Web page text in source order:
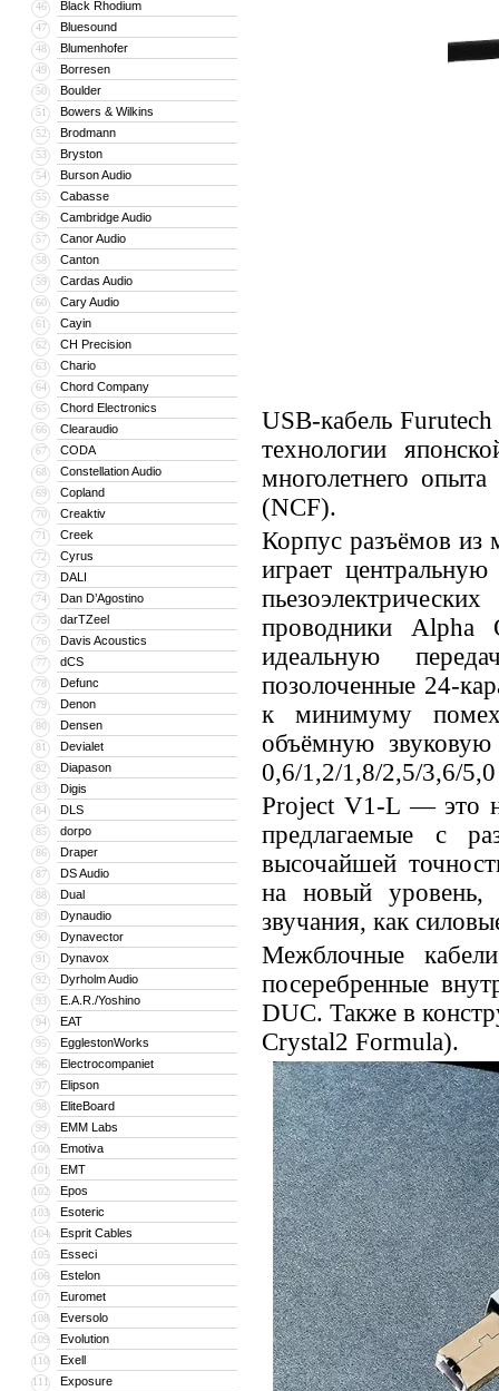
46 Black Rhodium
47 Bluesound
48 Blumenhofer
49 Borresen
50 Boulder
51 Bowers & Wilkins
52 Brodmann
53 Bryston
54 Burson Audio
55 Cabasse
56 Cambridge Audio
57 Canor Audio
58 Canton
59 Cardas Audio
60 Cary Audio
61 Cayin
62 CH Precision
63 Chario
64 Chord Company
65 Chord Electronics
66 Clearaudio
67 CODA
68 Constellation Audio
69 Copland
70 Creaktiv
71 Creek
72 Cyrus
73 DALI
74 Dan D’Agostino
75 darTZeel
76 Davis Acoustics
77 dCS
78 Defunc
79 Denon
80 Densen
81 Devialet
82 Diapason
83 Digis
84 DLS
85 dorpo
86 Draper
87 DS Audio
88 Dual
89 Dynaudio
90 Dynavector
91 Dynavox
92 Dyrholm Audio
93 E.A.R./Yoshino
94 EAT
95 EgglestonWorks
96 Electrocompaniet
97 Elipson
98 EliteBoard
99 EMM Labs
100 Emotiva
101 EMT
102 Epos
103 Esoteric
104 Esprit Cables
105 Esseci
106 Estelon
107 Euromet
108 Eversolo
109 Evolution
110 Exell
111 Exposure
USB-кабель
технологии
многолетнего
(NCF).
Корпус разъёмов из
играет
проводники Alpha
идеальную
позолоченные 24-
к минимуму
объёмную звуковую
0,6/1,2/1,8/2,5/3,6/
Project V1-L — это
предлагаемые с
высочайшей
на новый уровень,
звучания, как
Межблочные
посеребренные
DUC. Также в
Crystal2 Formula).